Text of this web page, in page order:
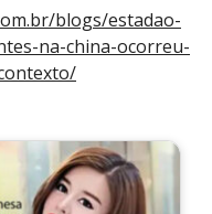
blogs/estadao-
na-china-ocorreu-